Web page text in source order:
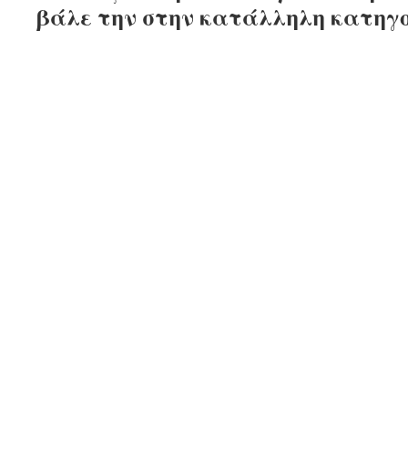
βάλε την στην κατάλληλη